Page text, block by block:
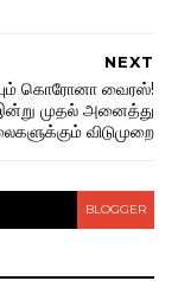
NEXT
கொரோனா வைரஸ்!
முதல் அனைத்து
விடுமுறை
BLOGGER